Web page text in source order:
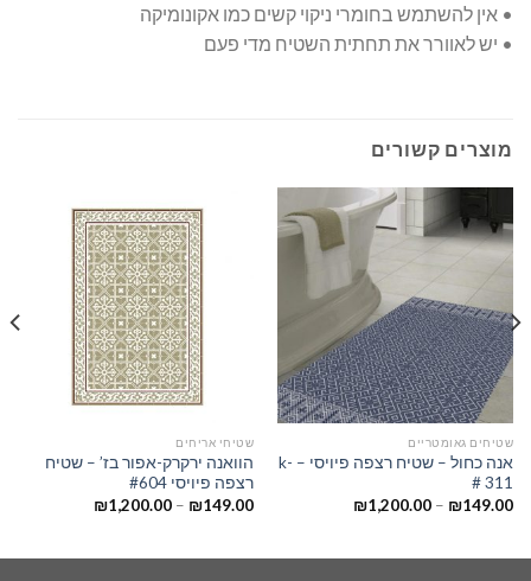
• אין להשתמש בחומרי ניקוי קשים כמו אקונומיקה
• יש לאוורר את תחתית השטיח מדי פעם
מוצרים קשורים
שטיחים גאומטריים
אנה כחול – שטיח רצפה פיויסי – k-
311 #
₪149.00
–
₪1,200.00
שטיחי אריחים
הוואנה ירקרק-אפור בז’ – שטיח
רצפה פיויסי #604
₪149.00
–
₪1,200.00